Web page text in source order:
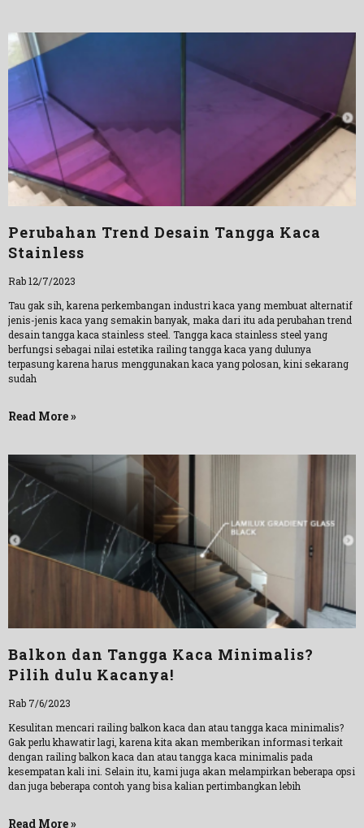
Perubahan Trend Desain Tangga Kaca
Stainless
Rab 12/7/2023
Tau gak sih, karena perkembangan industri kaca yang membuat alternatif
jenis-jenis kaca yang semakin banyak, maka dari itu ada perubahan trend
desain tangga kaca stainless steel. Tangga kaca stainless steel yang
berfungsi sebagai nilai estetika railing tangga kaca yang dulunya
terpasung karena harus menggunakan kaca yang polosan, kini sekarang
sudah
Read More »
Balkon dan Tangga Kaca Minimalis?
Pilih dulu Kacanya!
Rab 7/6/2023
Kesulitan mencari railing balkon kaca dan atau tangga kaca minimalis?
Gak perlu khawatir lagi, karena kita akan memberikan informasi terkait
dengan railing balkon kaca dan atau tangga kaca minimalis pada
kesempatan kali ini. Selain itu, kami juga akan melampirkan beberapa opsi
dan juga beberapa contoh yang bisa kalian pertimbangkan lebih
Read More »